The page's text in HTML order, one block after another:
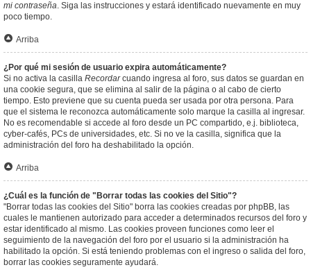
mi contraseña. Siga las instrucciones y estará identificado nuevamente en muy
poco tiempo.
Arriba
¿Por qué mi sesión de usuario expira automáticamente?
Si no activa la casilla Recordarcuando ingresa al foro, sus datos se guardan en
una cookie segura, que se elimina al salir de la página o al cabo de cierto
tiempo. Esto previene que su cuenta pueda ser usada por otra persona. Para
que el sistema le reconozca automáticamente solo marque la casilla al ingresar.
No es recomendable si accede al foro desde un PC compartido, e.j. biblioteca,
cyber-cafés, PCs de universidades, etc. Si no ve la casilla, significa que la
administración del foro ha deshabilitado la opción.
Arriba
¿Cuál es la función de "Borrar todas las cookies del Sitio"?
"Borrar todas las cookies del Sitio" borra las cookies creadas por phpBB, las
cuales le mantienen autorizado para acceder a determinados recursos del foro y
estar identificado al mismo. Las cookies proveen funciones como leer el
seguimiento de la navegación del foro por el usuario si la administración ha
habilitado la opción. Si está teniendo problemas con el ingreso o salida del foro,
borrar las cookies seguramente ayudará.